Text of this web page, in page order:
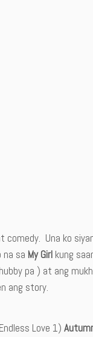
Una ko
na sa My Girl kung
pa ) at ang
ang story.
Love 1)